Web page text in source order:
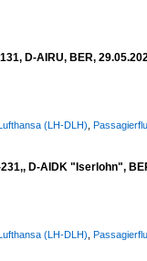
D-AIRU, BER,
(LH-DLH)
D-AIDK "Iserlohn",
(LH-DLH)